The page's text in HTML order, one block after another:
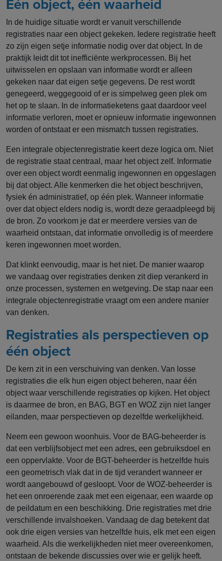
Eén object, één waarheid
In de huidige situatie wordt er vanuit verschillende
registraties naar een object gekeken. Iedere registratie heeft
zo zijn eigen setje informatie nodig over dat object. In de
praktijk leidt dit tot inefficiënte werkprocessen. Bij het
uitwisselen en opslaan van informatie wordt er alleen
gekeken naar dat eigen setje gegevens. De rest wordt
genegeerd, weggegooid of er is simpelweg geen plek om
het op te slaan. In de informatieketens gaat daardoor veel
informatie verloren, moet er opnieuw informatie ingewonnen
worden of ontstaat er een mismatch tussen registraties.
Een integrale objectenregistratie keert deze logica om. Niet
de registratie staat centraal, maar het object zelf. Informatie
over een object wordt eenmalig ingewonnen en opgeslagen
bij dat object. Alle kenmerken die het object beschrijven,
fysiek én administratief, op één plek. Wanneer informatie
over dat object elders nodig is, wordt deze geraadpleegd bij
de bron. Zo voorkom je dat er meerdere versies van de
waarheid ontstaan, dat informatie onvolledig is of meerdere
keren ingewonnen moet worden.
Dat klinkt eenvoudig, maar is het niet. De manier waarop
we vandaag over registraties denken zit diep verankerd in
onze processen, systemen en wetgeving. De stap naar een
integrale objectenregistratie vraagt om een andere manier
van denken.
Registraties als perspectieven op
één object
De kern zit in een verschuiving van denken. Van losse
registraties die elk hun eigen object beheren, naar één
object waar verschillende registraties op kijken. Het object
is daarmee de bron, en BAG, BGT en WOZ zijn niet langer
eilanden, maar perspectieven op dezelfde werkelijkheid.
Neem een gewoon woonhuis. Voor de BAG-beheerder is
dat een verblijfsobject met een adres, een gebruiksdoel en
een oppervlakte. Voor de BGT-beheerder is hetzelfde huis
een geometrisch vlak dat in de tijd verandert wanneer er
wordt aangebouwd of gesloopt. Voor de WOZ-beheerder is
het een onroerende zaak met een eigenaar, een waarde op
de peildatum en een beschikking. Drie registraties met drie
verschillende invalshoeken. Vandaag de dag betekent dat
ook drie eigen versies van hetzelfde huis, elk met een eigen
waarheid. Als die werkelijkheden niet meer overeenkomen,
ontstaan de bekende discussies over wie er gelijk heeft.